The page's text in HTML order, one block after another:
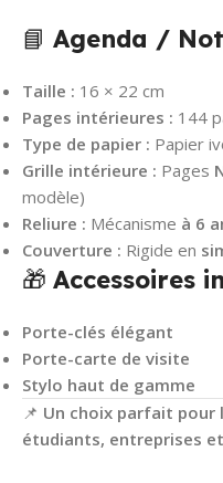
📘 Agenda /
Taille : 16 × 22 cm
Pages intérieures : 144
Type de papier : Papier
Grille intérieure : Pages
modèle)
Reliure : Mécanisme à 6
Couverture : Rigide en
🎁 Accessoires
Porte-clés élégant
Porte-carte de visite
Stylo haut de gamme
📌 Un choix parfait pour
étudiants, entreprises